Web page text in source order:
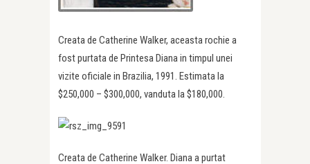
Creata de Catherine Walker, aceasta rochie a
fost purtata de Printesa Diana in timpul unei
vizite oficiale in Brazilia, 1991. Estimata la
$250,000 – $300,000, vanduta la $180,000.
Creata de Catherine Walker. Diana a purtat